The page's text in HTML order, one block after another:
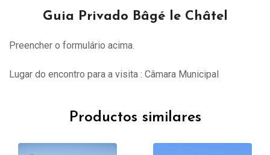
Guia Privado Bâgé le Châtel
Preencher o formulário acima.
Lugar do encontro para a visita : Câmara Municipal
Productos similares